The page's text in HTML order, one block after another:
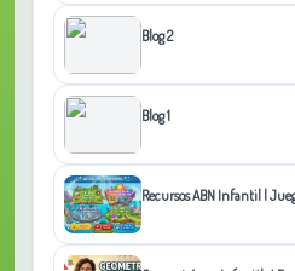
Blog 2
Blog 1
Recursos ABN Infantil |